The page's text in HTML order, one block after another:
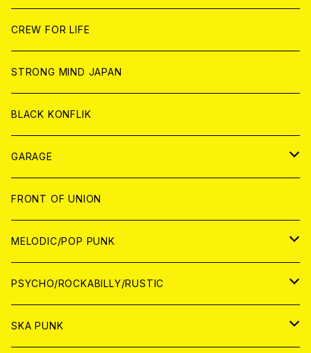
ANALOG
ANALOG
CD
ANALOG
CD
ANALOG
WORLD
CD
ANALOG
JAPAN
CD
ANALOG
WORLD
CD
ANALOG
CREW FOR LIFE
STRONG MIND JAPAN
BLACK KONFLIK
GARAGE
JAPAN
アナログ
CD
WORLD
アナログ
CD
FRONT OF UNION
MELODIC/POP PUNK
JAPAN
CD
WORLD
PSYCHO/ROCKABILLY/RUSTIC
JAPAN
SKA PUNK